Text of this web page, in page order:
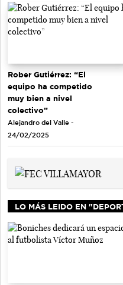
Rober Gutiérrez: “El
equipo ha competido
muy bien a nivel
colectivo”
Alejandro del Valle -
24/02/2025
LO MÁS LEIDO EN